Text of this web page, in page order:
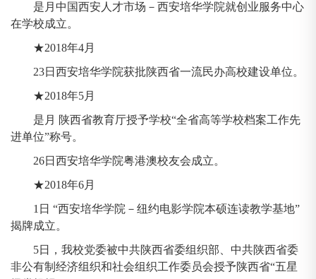
是月中国西安人才市场－西安培华学院就创业服务中心
在学校成立。
★2018年4月
23日西安培华学院获批陕西省一流民办高校建设单位。
★2018年5月
是月 陕西省教育厅授予学校“全省高等学校档案工作先
进单位”称号。
26日西安培华学院粤港澳校友会成立。
★2018年6月
1日 “西安培华学院－纽约电影学院本硕连读教学基地”
揭牌成立。
5日，我校党委被中共陕西省委组织部、中共陕西省委
非公有制经济组织和社会组织工作委员会授予陕西省“五星